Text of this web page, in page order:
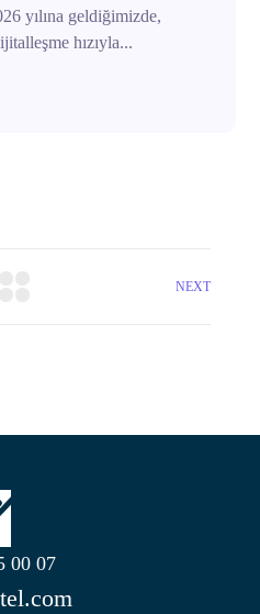
yılına geldiğimizde,
hızıyla...
NEXT
00 07